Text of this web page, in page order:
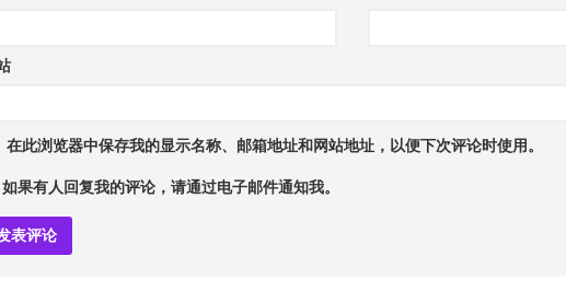
在此浏览器中保存我的显示名称、邮箱地址和网站地址，以便下次评论时使用。
如果有人回复我的评论，请通过电子邮件通知我。